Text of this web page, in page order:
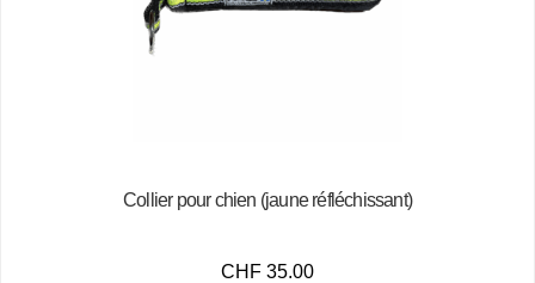
Collier pour chien (jaune réfléchissant)
CHF 35.00